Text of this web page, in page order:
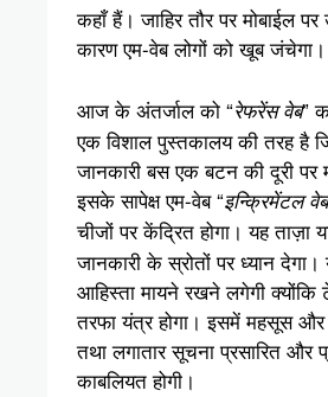
कहाँ हैं। जाहिर तौर पर मोबाईल
कारण एम-वेब लोगों को खूब जंचेगा।
आज के अंतर्जाल को “रेफरेंस वेब”
एक विशाल पुस्तकालय की तरह है
जानकारी बस एक बटन की दूरी पर
इसके सापेक्ष एम-वेब “इन्क्रिमेंटल वेब
चीजों पर केंद्रित होगा। यह ताज़ा
जानकारी के स्रोतों पर ध्यान
आहिस्ता मायने रखने लगेगी क्योंकि
तरफा यंत्र होगा। इसमें महसूस और
तथा लगातार सूचना प्रसारित और
काबलियत होगी।